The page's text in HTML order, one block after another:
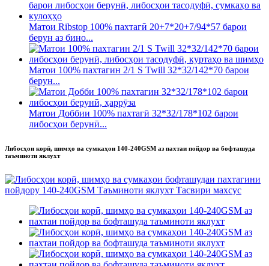
Матои Ribstop 100% пахтагӣ 20+7*20+7/94*57 барои
берун аз бино...
Матои 100% пахтагин 2/1 S Twill 32*32/142*70 барои
берун...
Матои Доббии 100% пахтагӣ 32*32/178*102 барои
либосҳои берунӣ...
Либосҳои корӣ, шимҳо ва сумкаҳои 140-240GSM аз пахтаи пойдор ва бофташуда
таъминоти яклухт